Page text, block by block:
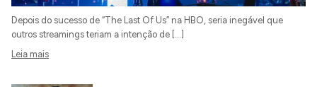
Depois do sucesso de “The Last Of Us” na HBO, seria inegável que
outros streamings teriam a intenção de […]
Leia mais